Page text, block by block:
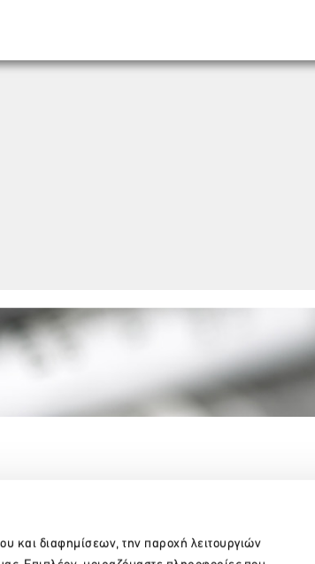
και διαφημίσεων, την παροχή λειτουργιών
περιμένετε…